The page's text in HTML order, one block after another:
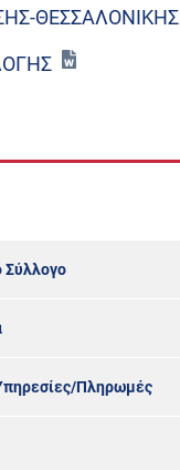
ΘΕΣΣΑΛΟΝΙΚΗΣ
Σύλλογο
Πληρωμές